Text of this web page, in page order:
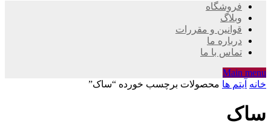
فروشگاه
وبلاگ
قوانین و مقررات
درباره ما
تماس با ما
Main menu
خانه آیتم ها محصولات برچسب خورده “ساک”
ساک